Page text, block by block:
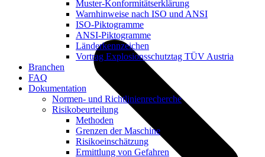
Muster-Konformitätserklärung
Warnhinweise nach ISO und ANSI
ISO-Piktogramme
ANSI-Piktogramme
Länderkennzeichen
Vortrag Explosionsschutztag TÜV Austria
Branchen
FAQ
Dokumentation
Normen- und Richtlinienrecherche
Risikobeurteilung
Methoden
Grenzen der Maschine
Risikoeinschätzung
Ermittlung von Gefahren